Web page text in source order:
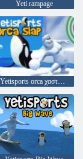
Yeti rampage
Yetisports orca χαστούκι